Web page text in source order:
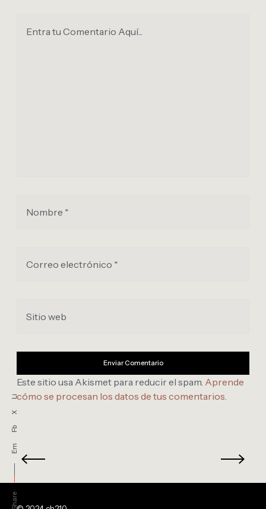
Share
Em
Fb
X
Li
Entra tu Comentario Aquí...
Nombre *
Correo electrónico *
Sitio web
Este sitio usa Akismet para reducir el spam. Aprende
cómo se procesan los datos de tus comentarios.